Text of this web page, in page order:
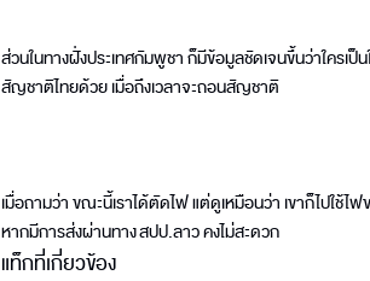
ส่วนในทางฝั่งประเทศกัมพูชา ก็มีข้อมูลชัดเจนขึ้นว่าใครเ
สัญชาติไทยด้วย เมื่อถึงเวลาจะถอนสัญชาติ
เมื่อถามว่า ขณะนี้เราได้ตัดไฟ แต่ดูเหมือนว่า เขาก็ไปใช้ไ
หากมีการส่งผ่านทาง สปป.ลาว คงไม่สะดวก
แท็กที่เกี่ยวข้อง